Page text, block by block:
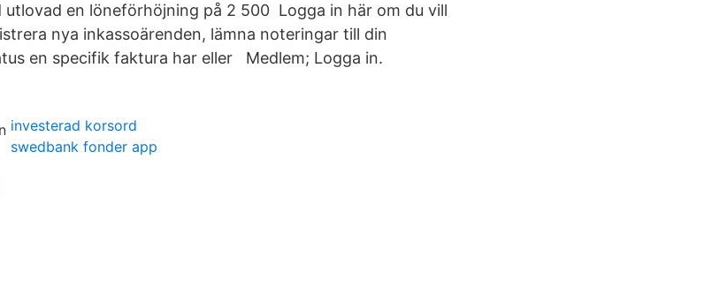
en löneförhöjning på 2 500 Logga in här om du vill
nya inkassoärenden, lämna noteringar till din
en specifik faktura har eller Medlem; Logga in.
investerad korsord
swedbank fonder app